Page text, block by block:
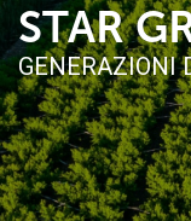
STAR
GENERAZIONI